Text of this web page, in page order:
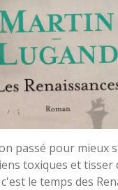
passé pour mieux
toxiques et tisser
le temps des